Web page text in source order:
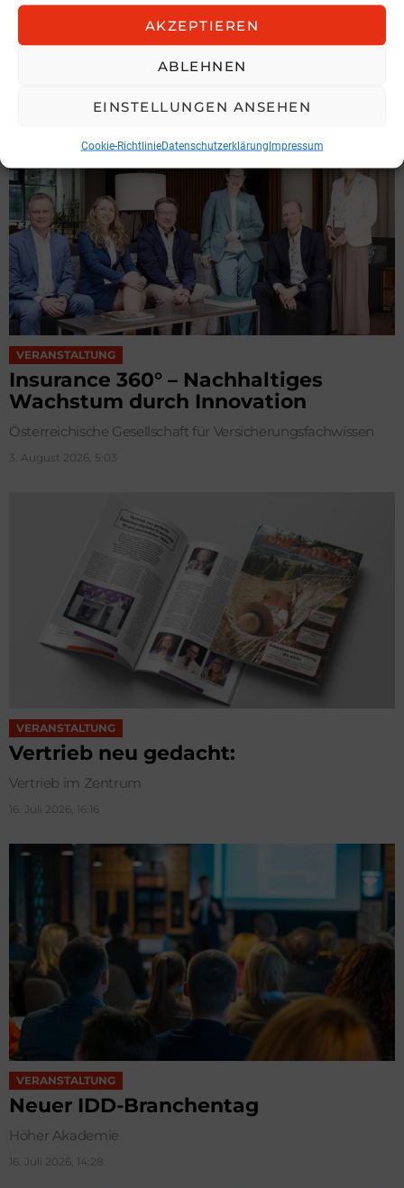
AKZEPTIEREN
ABLEHNEN
EINSTELLUNGEN ANSEHEN
Cookie-RichtlinieDatenschutzerklärungImpressum
Neue Leiterin Finance
VERANSTALTUNG
Insurance 360° – Nachhaltiges
Wachstum durch Innovation
Österreichische Gesellschaft für Versicherungsfachwissen
3. August 2026, 5:03
VERANSTALTUNG
Vertrieb neu gedacht:
Vertrieb im Zentrum
16. Juli 2026, 16:16
VERANSTALTUNG
Neuer IDD-Branchentag
Höher Akademie
16. Juli 2026, 14:28